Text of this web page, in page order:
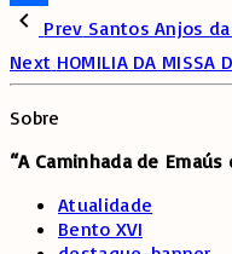
SharePrev Santos Anjos
Next HOMILIA DA MISSA
Sobre
“A Caminhada de Emaús
Atualidade
Bento XVI